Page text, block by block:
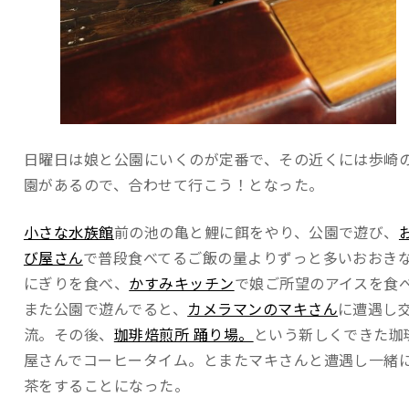
日曜日は娘と公園にいくのが定番で、その近くには歩崎
園があるので、合わせて行こう！となった。
小さな水族館前の池の亀と鯉に餌をやり、公園で遊び、
び屋さんで普段食べてるご飯の量よりずっと多いおおき
にぎりを食べ、 かすみキッチンで娘ご所望のアイスを食
また公園で遊んでると、 カメラマンのマキさんに遭遇し
流。その後、 珈琲焙煎所 踊り場。 という新しくできた珈
屋さんでコーヒータイム。とまたマキさんと遭遇し一緒
茶をすることになった。